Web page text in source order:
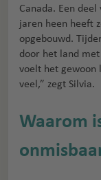
Canada. Een
jaren heen heeft
opgebouwd.
door het land met
voelt het gewoon
veel,” zegt Silvia.
Waarom